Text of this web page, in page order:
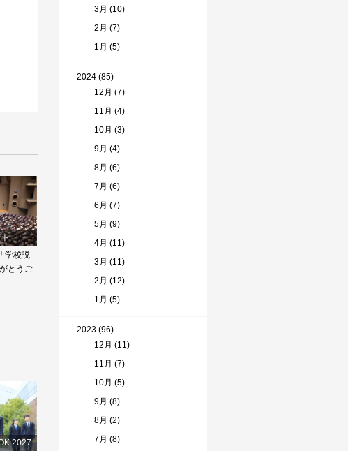
学校説
とうご
2027
3月 (10)
2月 (7)
1月 (5)
2024 (85)
12月 (7)
11月 (4)
10月 (3)
9月 (4)
8月 (6)
7月 (6)
6月 (7)
5月 (9)
4月 (11)
3月 (11)
2月 (12)
1月 (5)
2023 (96)
12月 (11)
11月 (7)
10月 (5)
9月 (8)
8月 (2)
7月 (8)